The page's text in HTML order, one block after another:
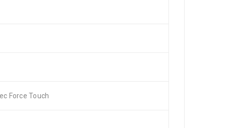
Force Touch